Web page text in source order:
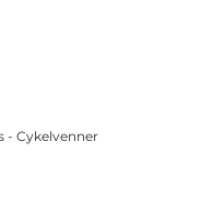
- Cykelvenner